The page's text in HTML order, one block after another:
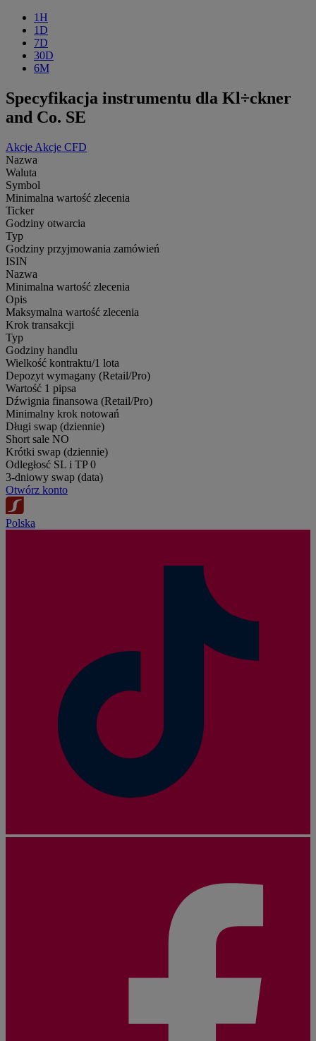
1H
1D
7D
30D
6M
Specyfikacja instrumentu dla Kl÷ckner
and Co. SE
Akcje Akcje CFD
Nazwa
Waluta
Symbol
Minimalna wartość zlecenia
Ticker
Godziny otwarcia
Typ
Godziny przyjmowania zamówień
ISIN
Nazwa
Minimalna wartość zlecenia
Opis
Maksymalna wartość zlecenia
Krok transakcji
Typ
Godziny handlu
Wielkość kontraktu/1 lota
Depozyt wymagany (Retail/Pro)
Wartość 1 pipsa
Dźwignia finansowa (Retail/Pro)
Minimalny krok notowań
Długi swap (dziennie)
Short sale NO
Krótki swap (dziennie)
Odległosć SL i TP 0
3-dniowy swap (data)
Otwórz konto
Polska